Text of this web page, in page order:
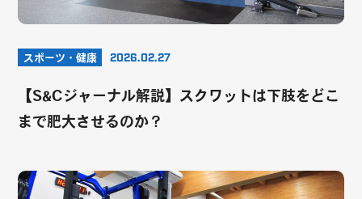
スポーツ・健康 2026.02.27
【S&Cジャーナル解説】スクワットは下肢をどこ
まで肥大させるのか？